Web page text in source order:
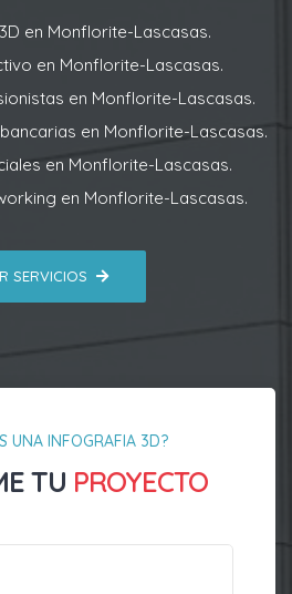
en Monflorite-Lascasas.
en Monflorite-Lascasas.
en Monflorite-Lascasas.
en Monflorite-Lascasas.
en Monflorite-Lascasas.
en Monflorite-Lascasas.
SERVICIOS
UNA INFOGRAFIA 3D?
TU PROYECTO